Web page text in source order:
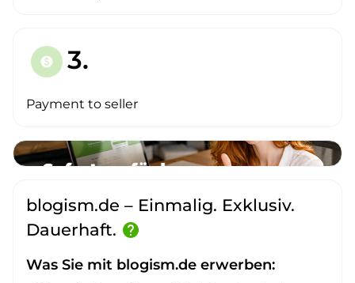
paid 3.
Payment to seller
blogism.de – Einmalig. Exklusiv.
Dauerhaft. help
Was Sie mit blogism.de erwerben: